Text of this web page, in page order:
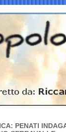
PENATI